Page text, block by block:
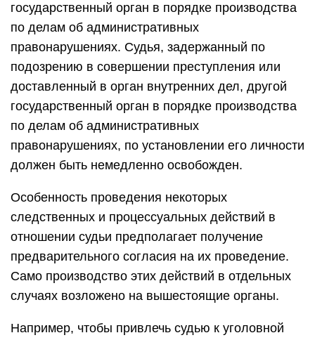
государственный орган в порядке производства
по делам об административных
правонарушениях. Судья, задержанный по
подозрению в совершении преступления или
доставленный в орган внутренних дел, другой
государственный орган в порядке производства
по делам об административных
правонарушениях, по установлении его личности
должен быть немедленно освобожден.
Особенность проведения некоторых
следственных и процессуальных действий в
отношении судьи предполагает получение
предварительного согласия на их проведение.
Само производство этих действий в отдельных
случаях возложено на вышестоящие органы.
Например, чтобы привлечь судью к уголовной